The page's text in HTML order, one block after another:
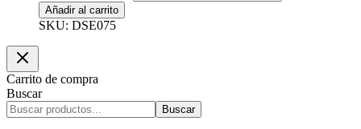
Añadir al carrito
SKU: DSE075
Carrito de compra
Buscar
Buscar